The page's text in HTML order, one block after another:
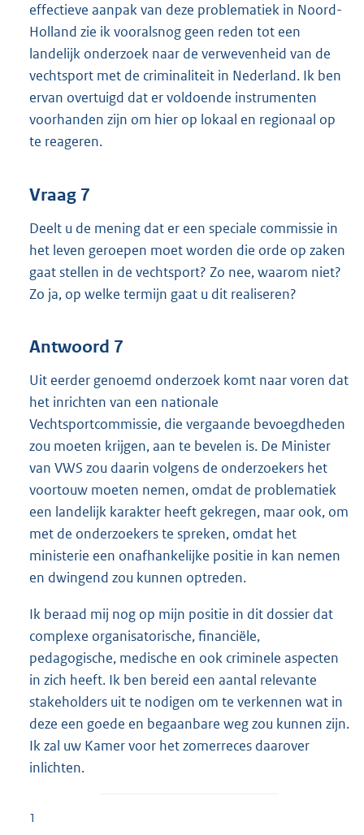
effectieve aanpak van deze problematiek in Noord-
Holland zie ik vooralsnog geen reden tot een
landelijk onderzoek naar de verwevenheid van de
vechtsport met de criminaliteit in Nederland. Ik ben
ervan overtuigd dat er voldoende instrumenten
voorhanden zijn om hier op lokaal en regionaal op
te reageren.
Vraag 7
Deelt u de mening dat er een speciale commissie in
het leven geroepen moet worden die orde op zaken
gaat stellen in de vechtsport? Zo nee, waarom niet?
Zo ja, op welke termijn gaat u dit realiseren?
Antwoord 7
Uit eerder genoemd onderzoek komt naar voren dat
het inrichten van een nationale
Vechtsportcommissie, die vergaande bevoegdheden
zou moeten krijgen, aan te bevelen is. De Minister
van VWS zou daarin volgens de onderzoekers het
voortouw moeten nemen, omdat de problematiek
een landelijk karakter heeft gekregen, maar ook, om
met de onderzoekers te spreken, omdat het
ministerie een onafhankelijke positie in kan nemen
en dwingend zou kunnen optreden.
Ik beraad mij nog op mijn positie in dit dossier dat
complexe organisatorische, financiële,
pedagogische, medische en ook criminele aspecten
in zich heeft. Ik ben bereid een aantal relevante
stakeholders uit te nodigen om te verkennen wat in
deze een goede en begaanbare weg zou kunnen zijn.
Ik zal uw Kamer voor het zomerreces daarover
inlichten.
1